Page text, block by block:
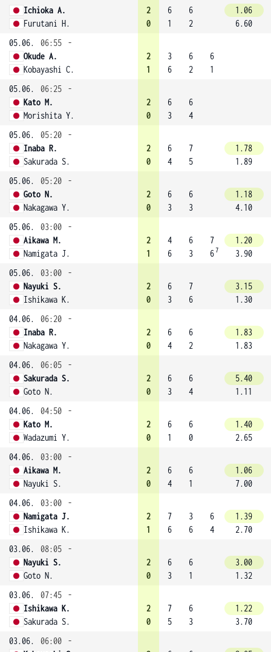
Ichioka A.
Furutani H.
2
0
6
1
6
2
1.06
6.60
05.06.
06:55
-
Okude A.
Kobayashi C.
2
1
3
6
6
2
6
1
05.06.
06:25
-
Kato M.
Morishita Y.
2
0
6
3
6
4
05.06.
05:20
-
Inaba R.
Sakurada S.
2
0
6
4
7
5
1.78
1.89
05.06.
05:20
-
Goto N.
Nakagawa Y.
2
0
6
3
6
3
1.18
4.10
05.06.
03:00
-
Aikawa M.
Namigata J.
2
1
4
6
6
3
7
67
1.20
3.90
05.06.
03:00
-
Nayuki S.
Ishikawa K.
2
0
6
3
7
6
3.15
1.30
04.06.
06:20
-
Inaba R.
Nakagawa Y.
2
0
6
4
6
2
1.83
1.83
04.06.
06:05
-
Sakurada S.
Goto N.
2
0
6
3
6
4
5.40
1.11
04.06.
04:50
-
Kato M.
Wadazumi Y.
2
0
6
1
6
0
1.40
2.65
04.06.
03:00
-
Aikawa M.
Nayuki S.
2
0
6
4
6
1
1.06
7.00
04.06.
03:00
-
Namigata J.
Ishikawa K.
2
1
7
6
3
6
6
4
1.39
2.70
03.06.
08:05
-
Nayuki S.
Goto N.
2
0
6
3
6
1
3.00
1.32
03.06.
07:45
-
Ishikawa K.
Sakurada S.
2
0
7
5
6
3
1.22
3.70
03.06.
06:00
-